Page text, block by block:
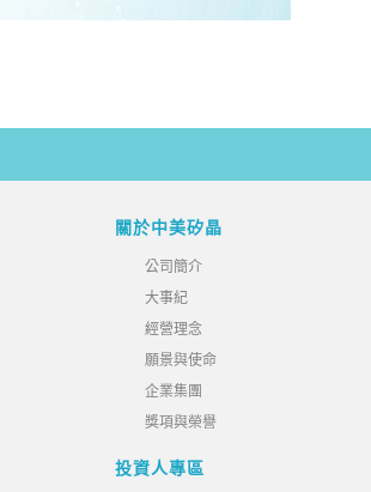
關於中美矽晶
公司簡介
大事紀
經營理念
願景與使命
企業集團
獎項與榮譽
投資人專區